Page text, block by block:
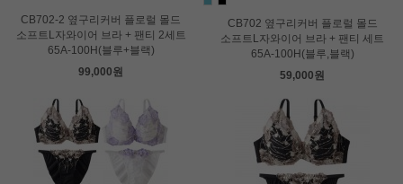
CB702-2 옆구리커버 플로럴 몰드
소프트L자와이어 브라 + 팬티 2세트
65A-100H(블루+블랙)
99,000원
CB702 옆구리커버 플로럴 몰드
소프트L자와이어 브라 + 팬티 세트
65A-100H(블루,블랙)
59,000원